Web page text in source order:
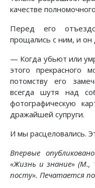
качестве
Перед его
прощались с ним, и он
— Когда убьют или
этого прекрасного
потомству его
всегда шутя над
фотографическую
дражайшей супруги.
И мы расцеловались.
Впервые
«Жизнь и знание» (М.,
посту». Печатается